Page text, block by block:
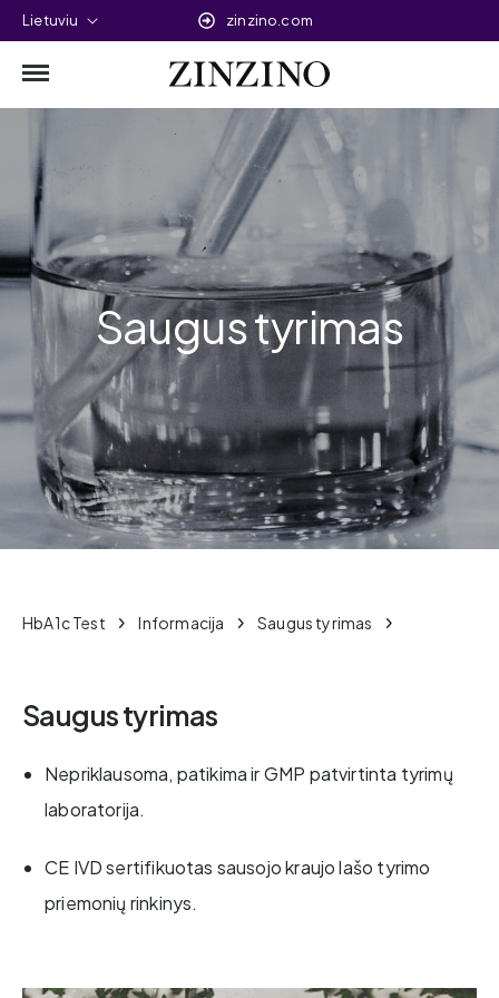
Lietuviu zinzino.com
Saugus tyrimas
HbA1c Test Informacija Saugus tyrimas
Saugus tyrimas
Nepriklausoma, patikima ir GMP patvirtinta tyrimų
laboratorija.
CE IVD sertifikuotas sausojo kraujo lašo tyrimo
priemonių rinkinys.